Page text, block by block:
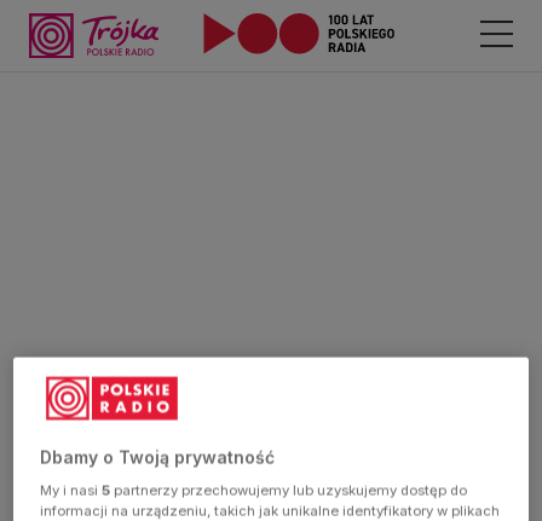
Dbamy o Twoją prywatność
My i nasi5 partnerzy przechowujemy lub uzyskujemy dostęp do
informacji na urządzeniu, takich jak unikalne identyfikatory w plikach